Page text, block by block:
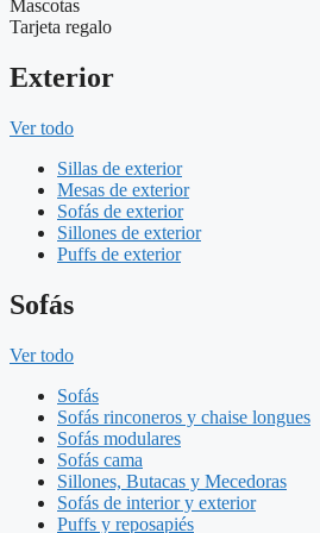
Mascotas
Tarjeta regalo
Exterior
Ver todo
Sillas de exterior
Mesas de exterior
Sofás de exterior
Sillones de exterior
Puffs de exterior
Sofás
Ver todo
Sofás
Sofás rinconeros y chaise longues
Sofás modulares
Sofás cama
Sillones, Butacas y Mecedoras
Sofás de interior y exterior
Puffs y reposapiés